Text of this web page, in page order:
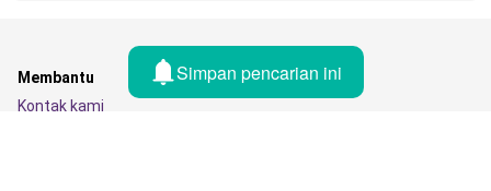
Simpan pencarian ini
Membantu
Kontak kami